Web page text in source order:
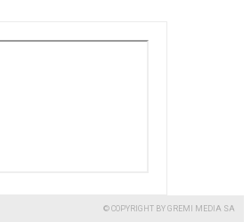
© COPYRIGHT BY GREMI MEDIA SA